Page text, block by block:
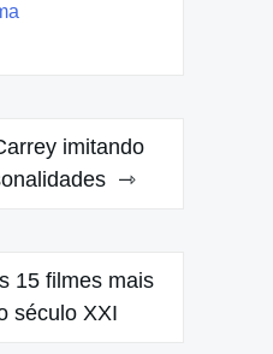
imitando
15 filmes mais
século XXI